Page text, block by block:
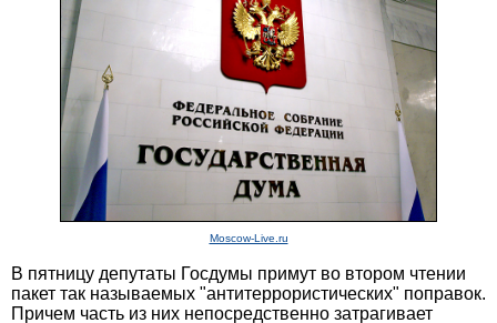
Moscow-Live.ru
В пятницу депутаты Госдумы примут во втором чтении
пакет так называемых "антитеррористических" поправок.
Причем часть из них непосредственно затрагивает